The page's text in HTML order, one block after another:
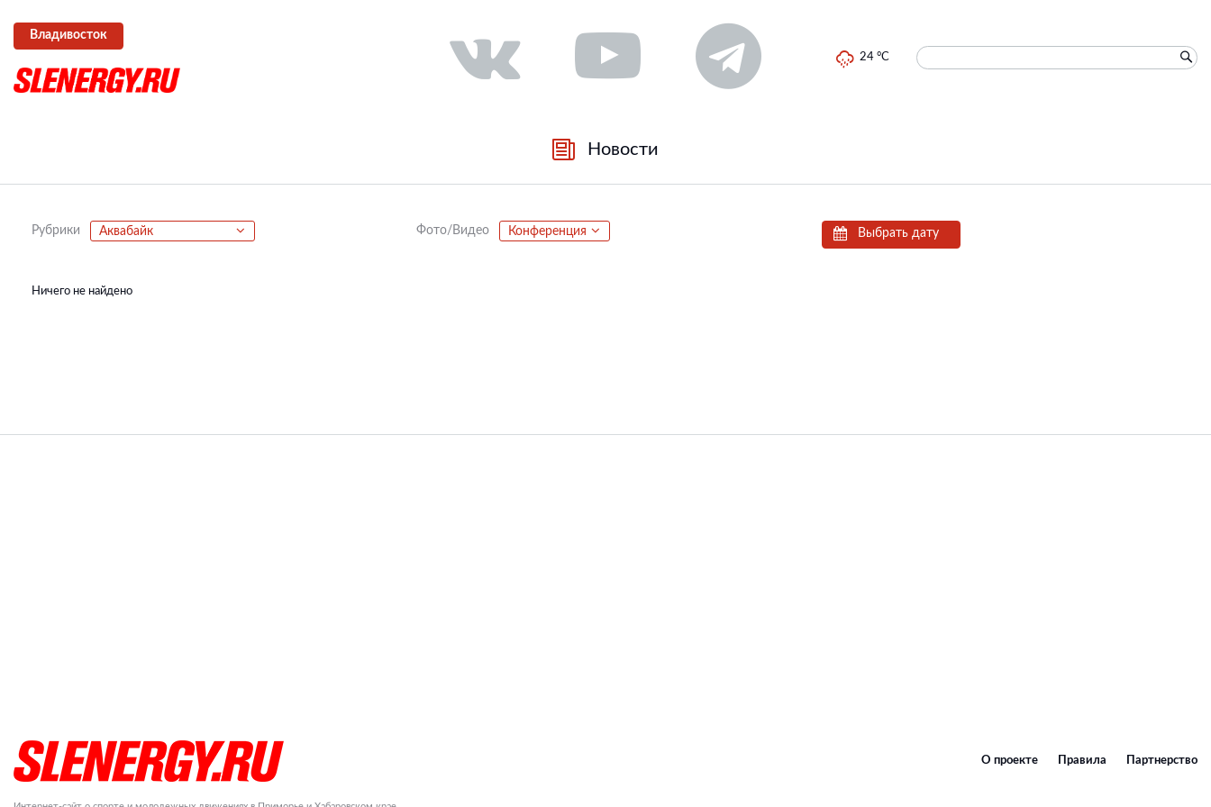
Владивосток
24 °C
Новости
Рубрики Аквабайк Фото/Видео Конференция Выбрать дату
Ничего не найдено
О проекте Правила Партнерство